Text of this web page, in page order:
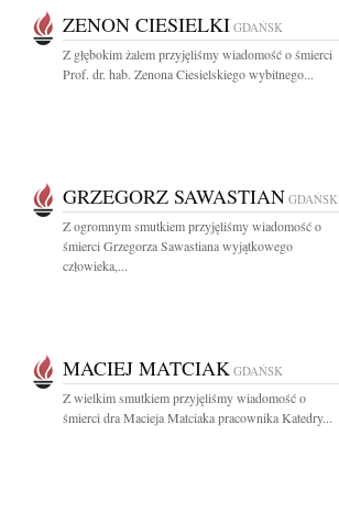
ZENON CIESIELKI GDAŃSK
Z głębokim żalem przyjęliśmy wiadomość o śmierci
Prof. dr. hab. Zenona Ciesielskiego wybitnego...
GRZEGORZ SAWASTIAN GDAŃSK
Z ogromnym smutkiem przyjęliśmy wiadomość o
śmierci Grzegorza Sawastiana wyjątkowego
człowieka,...
MACIEJ MATCIAK GDAŃSK
Z wielkim smutkiem przyjęliśmy wiadomość o
śmierci dra Macieja Matciaka pracownika Katedry...